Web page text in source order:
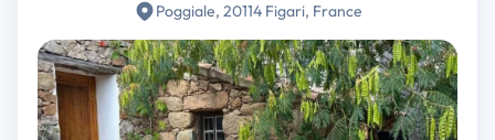
Poggiale, 20114 Figari, France